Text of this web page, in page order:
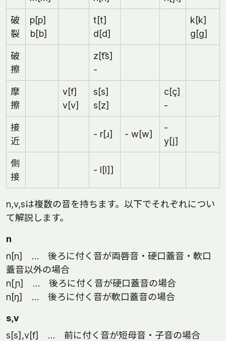
破
裂
p[p]
b[b]
t[t]
d[d]
k[k]
g[g]
破
擦
z[t͡s]
-
摩
擦
v[f]
v[v]
s[s]
s[z]
c[ç]
-
接
近
- r[ɹ] - w[w]
-
y[j]
側
接
- l[l]]
n,v,sは複数の音を持ちます。以下でそれぞれについ
て解説します。
n
n[n] … 後ろに付く音が両唇音・硬口蓋音・軟口
蓋音以外の場合
n[ɲ] … 後ろに付く音が硬口蓋音の場合
n[ŋ] … 後ろに付く音が軟口蓋音の場合
s,v
s[s],v[f] … 前に付く音が短母音・子音の場合